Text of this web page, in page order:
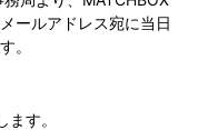
ールアドレス宛に当日
。
す。